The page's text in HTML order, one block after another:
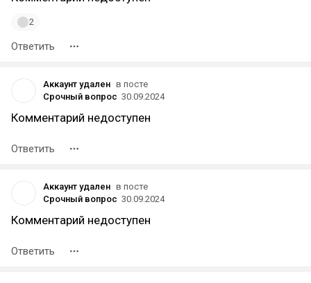
2
Ответить
Аккаунт удален в посте
Срочный вопрос 30.09.2024
Комментарий недоступен
Ответить
Аккаунт удален в посте
Срочный вопрос 30.09.2024
Комментарий недоступен
Ответить